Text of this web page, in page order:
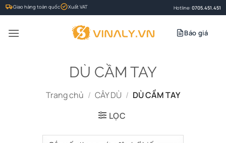
Bỏ
qua
nội
Giao hàng toàn quốc Xuất VAT Hotline: 0705.451.451
Báo giá
DÙ CẦM TAY
Trang chủ / CÂY DÙ / DÙ CẦM TAY
LỌC